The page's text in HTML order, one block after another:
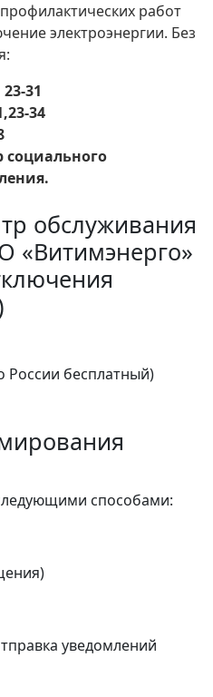
работ
электроэнергии. Без
31
34
обслуживания
«Витимэнерго»
России бесплатный)
способами:
уведомлений